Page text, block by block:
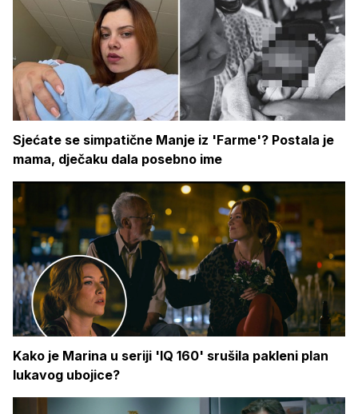
Sjećate se simpatične Manje iz 'Farme'? Postala je
mama, dječaku dala posebno ime
Kako je Marina u seriji 'IQ 160' srušila pakleni plan
lukavog ubojice?